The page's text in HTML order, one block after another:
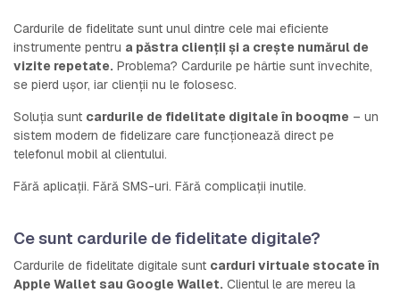
Cardurile de fidelitate sunt unul dintre cele mai eficiente
instrumente pentru a păstra clienții și a crește numărul de
vizite repetate. Problema? Cardurile pe hârtie sunt învechite,
se pierd ușor, iar clienții nu le folosesc.
Soluția sunt cardurile de fidelitate digitale în booqme – un
sistem modern de fidelizare care funcționează direct pe
telefonul mobil al clientului.
Fără aplicații. Fără SMS-uri. Fără complicații inutile.
Ce sunt cardurile de fidelitate digitale?
Cardurile de fidelitate digitale sunt carduri virtuale stocate în
Apple Wallet sau Google Wallet. Clientul le are mereu la